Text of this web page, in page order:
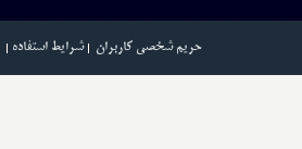
حريم شخصي كاربران شرایط استفاده